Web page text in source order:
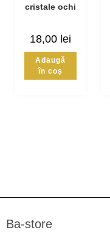
cristale ochi
deschis
18,00 lei
Adaugă
în coș
Ba-store